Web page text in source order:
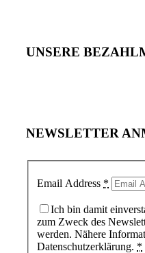
UNSERE
NEWSLETTER
Email Address *
Ich bin damit
zum Zweck des
werden. Nähere
Datenschutzerklärung. *